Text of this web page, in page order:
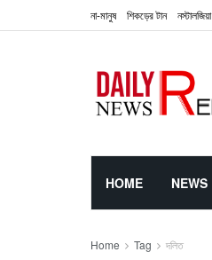
না-মানুষ শিকড়ের টান নস্টালজিয়া
HOME NEWS
Home Tag দলিত